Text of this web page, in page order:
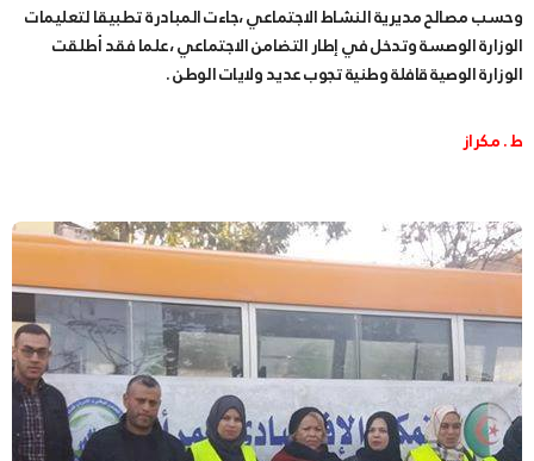
وحسب مصالح مديرية النشاط الاجتماعي ،جاءت المبادرة تطبيقا لتعليمات
الوزارة الوصسة وتدخل في إطار التضامن الاجتماعي ،علما فقد أطلقت
الوزارة الوصية قافلة وطنية تجوب عديد ولايات الوطن .
ط . مكراز